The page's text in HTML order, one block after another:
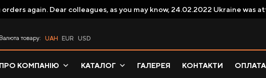
again. Dear colleagues, as you may know, 24.02.2022 Ukraine was
Валюта товару: UAH EUR USD
ПРО КОМПАНІЮ КАТАЛОГ ГАЛЕРЕЯ КОНТАКТИ